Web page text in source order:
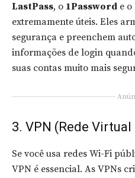
LastPass, o 1Password e o
extremamente úteis. Eles
segurança e preenchem
informações de login
suas contas muito mais
3. VPN (Rede
Se você usa redes Wi-Fi
VPN é essencial. As VPNs